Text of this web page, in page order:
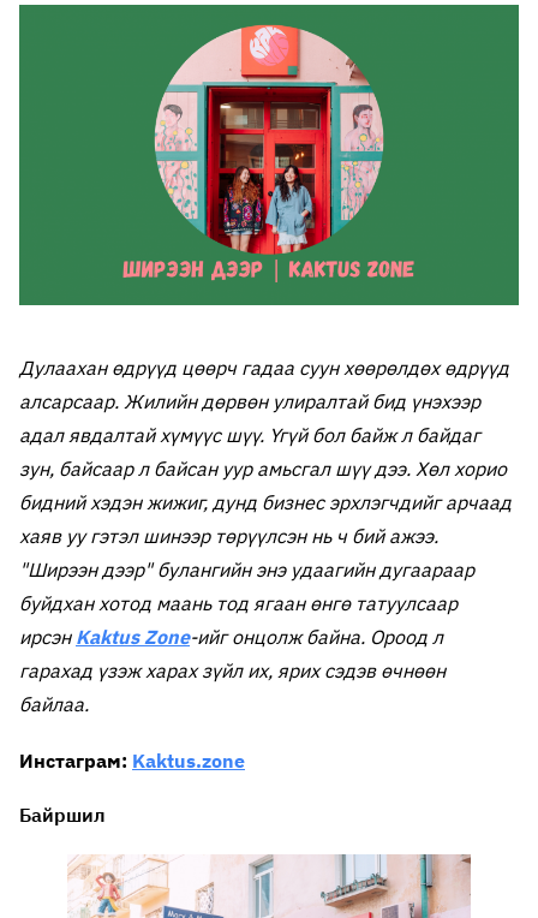
Дулаахан өдрүүд цөөрч гадаа суун хөөрөлдөх өдрүүд
алсарсаар. Жилийн дөрвөн улиралтай бид үнэхээр
адал явдалтай хүмүүс шүү. Үгүй бол байж л байдаг
зун, байсаар л байсан уур амьсгал шүү дээ. Хөл хорио
бидний хэдэн жижиг, дунд бизнес эрхлэгчдийг арчаад
хаяв уу гэтэл шинээр төрүүлсэн нь ч бий ажээ.
"Ширээн дээр" булангийн энэ удаагийн дугаараар
буйдхан хотод маань тод ягаан өнгө татуулсаар
ирсэн Kaktus Zone-ийг онцолж байна. Ороод л
гарахад үзэж харах зүйл их, ярих сэдэв өчнөөн
байлаа.
Инстаграм: Kaktus.zone
Байршил